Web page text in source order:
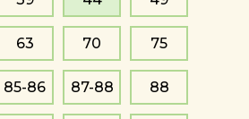
63 70 75
85-86 87-88 88